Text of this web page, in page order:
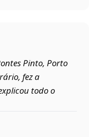
Pinto, Porto
fez a
todo o